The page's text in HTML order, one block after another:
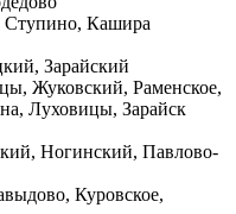
Ступино, Кашира
Зарайский
Жуковский, Раменское,
Луховицы, Зарайск
Ногинский, Павлово-
Куровское,